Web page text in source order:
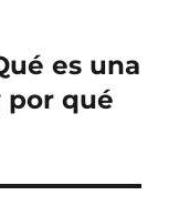
es una
por qué